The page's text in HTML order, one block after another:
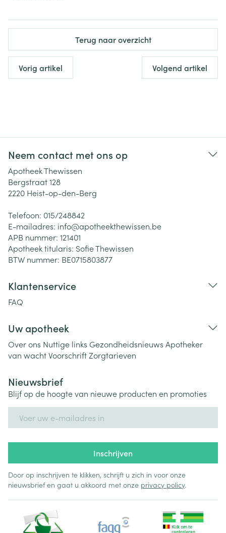
Terug naar overzicht
Vorig artikel Volgend artikel
Neem contact met ons op
Apotheek Thewissen
Bergstraat 128
2220 Heist-op-den-Berg
Telefoon: 015/248842
E-mailadres: info@apotheekthewissen.be
APB nummer: 121401
Apotheek titularis: Sofie Thewissen
BTW nummer: BE0715803877
Klantenservice
FAQ
Uw apotheek
Over ons Nuttige links Gezondheidsnieuws Apotheker
van wachtVoorschriftZorgtarieven
Nieuwsbrief
Blijf op de hoogte van nieuwe producten en promoties
Inschrijven
Door op inschrijven te klikken, schrijft u zich in voor onze
nieuwsbrief en gaat u akkoord met onze privacy policy.